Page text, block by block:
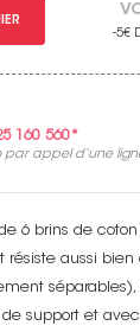
-5€
160 560*
par appel d’une
6 brins de coton
aussi
séparables),
support et